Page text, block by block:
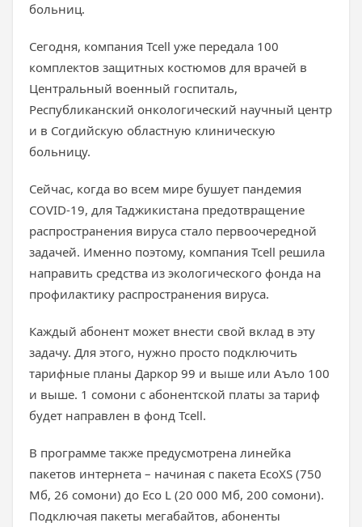
больниц.
Сегодня, компания Tcell уже передала 100
комплектов защитных костюмов для врачей в
Центральный военный госпиталь,
Республиканский онкологический научный центр
и в Согдийскую областную клиническую
больницу.
Сейчас, когда во всем мире бушует пандемия
COVID-19, для Таджикистана предотвращение
распространения вируса стало первоочередной
задачей. Именно поэтому, компания Tcell решила
направить средства из экологического фонда на
профилактику распространения вируса.
Каждый абонент может внести свой вклад в эту
задачу. Для этого, нужно просто подключить
тарифные планы Даркор 99 и выше или Аъло 100
и выше. 1 сомони с абонентской платы за тариф
будет направлен в фонд Tcell.
В программе также предусмотрена линейка
пакетов интернета – начиная с пакета EcoXS (750
Мб, 26 сомони) до Eco L (20 000 Мб, 200 сомони).
Подключая пакеты мегабайтов, абоненты